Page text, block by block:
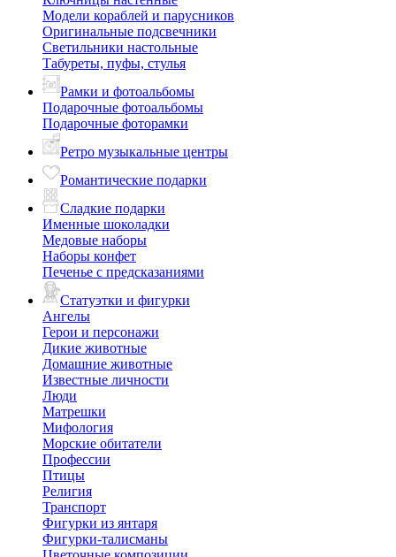
Модели кораблей и парусников
Оригинальные подсвечники
Светильники настольные
Табуреты, пуфы, стулья
Рамки и фотоальбомы
Подарочные фотоальбомы
Подарочные фоторамки
Ретро музыкальные центры
Романтические подарки
Сладкие подарки
Именные шоколадки
Медовые наборы
Наборы конфет
Печенье с предсказаниями
Статуэтки и фигурки
Ангелы
Герои и персонажи
Дикие животные
Домашние животные
Известные личности
Люди
Матрешки
Мифология
Морские обитатели
Профессии
Птицы
Религия
Транспорт
Фигурки из янтаря
Фигурки-талисманы